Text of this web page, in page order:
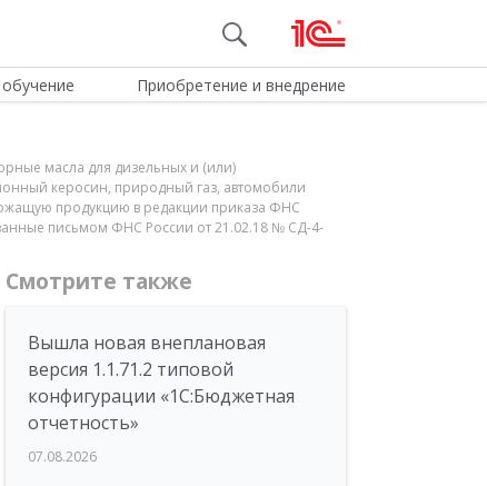
Приобретение и внедрение
масла для дизельных и (или)
керосин, природный газ, автомобили
продукцию в редакции приказа ФНС
письмом ФНС России от 21.02.18 № СД-4-
Смотрите также
Вышла новая внеплановая
версия 1.1.71.2 типовой
конфигурации «1C:Бюджетная
отчетность»
07.08.2026